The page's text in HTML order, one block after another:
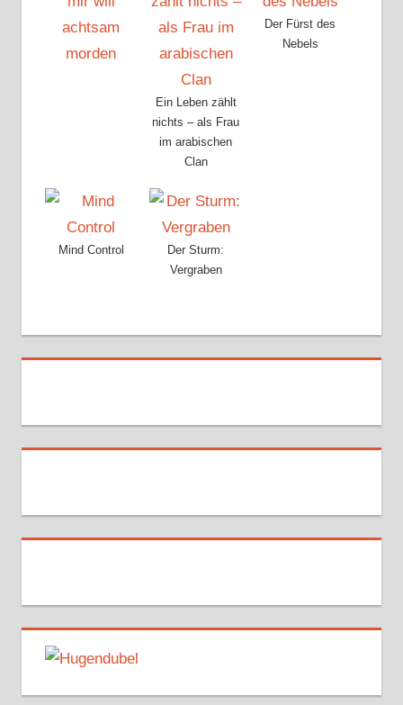
Ein Leben zählt
nichts – als Frau
im arabischen
Clan
Der Fürst des
Nebels
Mind Control
Der Sturm:
Vergraben